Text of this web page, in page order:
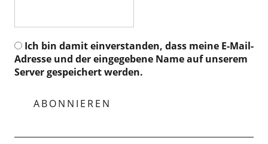
Ich bin damit einverstanden, dass meine E-Mail-
Adresse und der eingegebene Name auf unserem
Server gespeichert werden.